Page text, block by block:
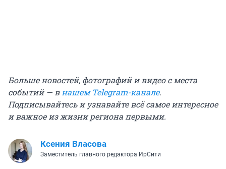
Больше новостей, фотографий и видео с места
событий — внашем Telegram-канале.
Подписывайтесь и узнавайте всё самое интересное
и важное из жизни региона первыми.
Ксения Власова
Заместитель главного редактора ИрСити